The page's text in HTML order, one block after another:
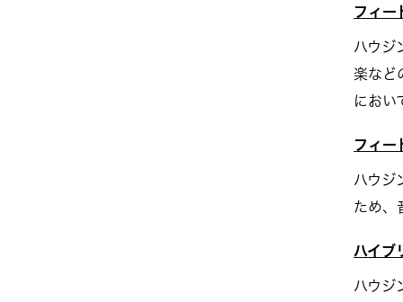
フィー
ハウジ
楽など
におい
フィー
ハウジ
ため、
ハイブ
ハウジ